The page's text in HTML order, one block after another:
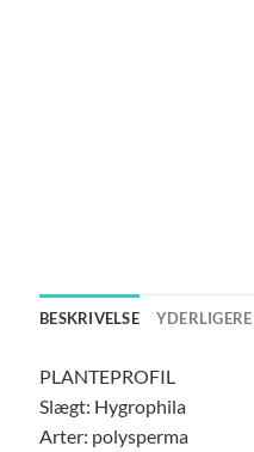
BESKRIVELSE
PLANTEPROFIL
Slægt: Hygrophila
Arter: polysperma